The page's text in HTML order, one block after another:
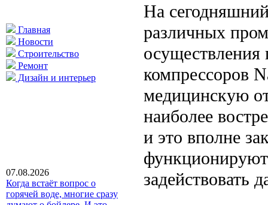
Главная
Новости
Строительство
Ремонт
Дизайн и интерьер
07.08.2026
Когда встаёт вопрос о
горячей воде, многие сразу
На
различных
компрессоров
медицинскую
наиболее
и это вполне
задействовать